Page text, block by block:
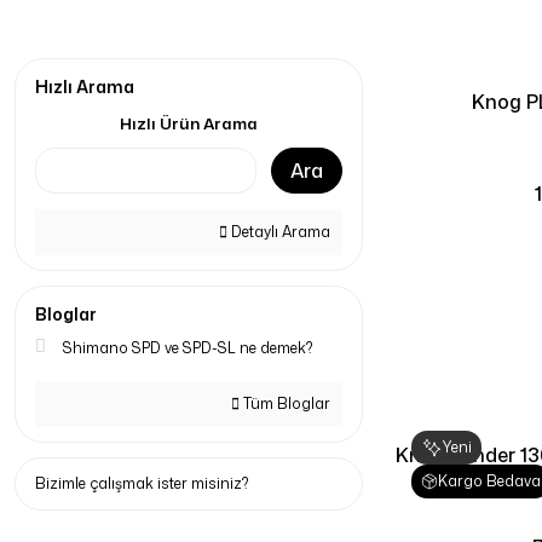
Hızlı Arama
Hızlı Ürün Arama
Ara
Detaylı Arama
Bloglar
Shimano SPD ve SPD-SL ne demek?
Tüm Bloglar
Bizimle çalışmak ister misiniz?
Knog
Yeni
Kargo Bedava
Knog Blinder